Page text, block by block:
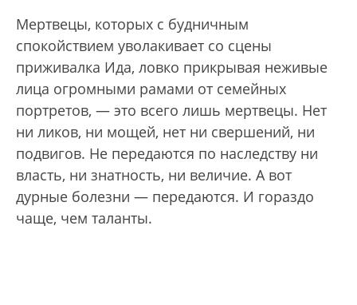
Мертвецы, которых с будничным
спокойствием уволакивает со сцены
приживалка Ида, ловко прикрывая неживые
лица огромными рамами от семейных
портретов, — это всего лишь мертвецы. Нет
ни ликов, ни мощей, нет ни свершений, ни
подвигов. Не передаются по наследству ни
власть, ни знатность, ни величие. А вот
дурные болезни — передаются. И гораздо
чаще, чем таланты.